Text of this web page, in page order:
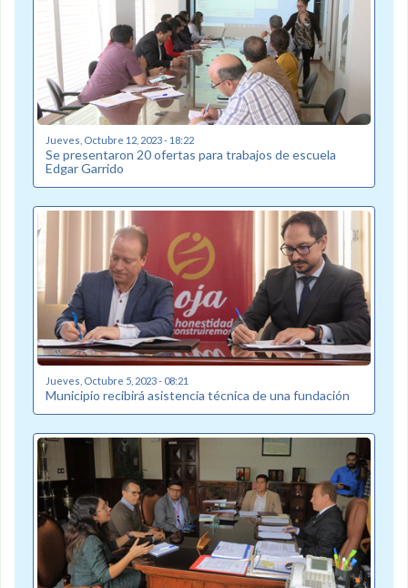
Jueves, Octubre 12, 2023 - 18:22
Se presentaron 20 ofertas para trabajos de escuela
Edgar Garrido
Jueves, Octubre 5, 2023 - 08:21
Municipio recibirá asistencia técnica de una fundación